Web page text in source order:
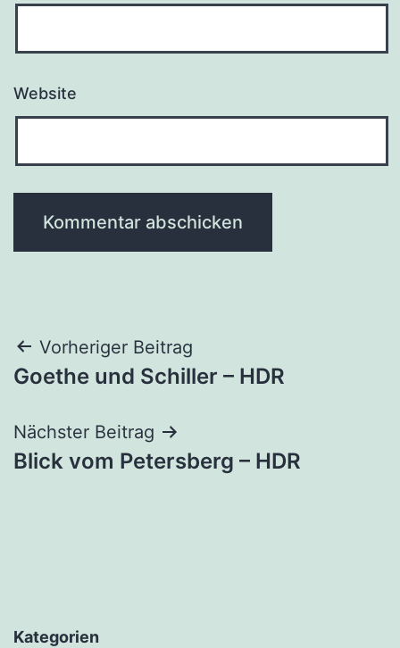
Website
Beitragsnavigation
Vorheriger Beitrag
Goethe und Schiller – HDR
Nächster Beitrag
Blick vom Petersberg – HDR
Kategorien